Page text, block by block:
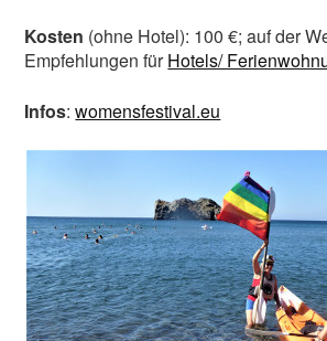
Kosten (ohne Hotel): 100 €; auf der
Empfehlungen fürHotels/
Infos:womensfestival.eu